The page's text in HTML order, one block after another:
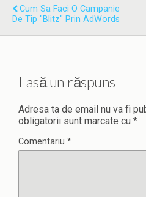
Cum Sa Faci O Campanie
De Tip "blitz" Prin AdWords
Lasă un răspuns
Adresa ta de email nu va fi
obligatorii sunt marcate cu *
Comentariu *